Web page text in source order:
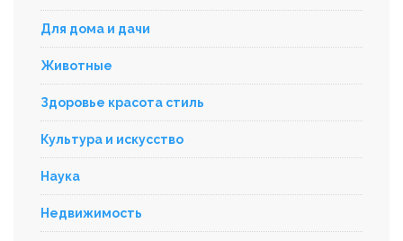
Для дома и дачи
Животные
Здоровье красота стиль
Культура и искусство
Наука
Недвижимость